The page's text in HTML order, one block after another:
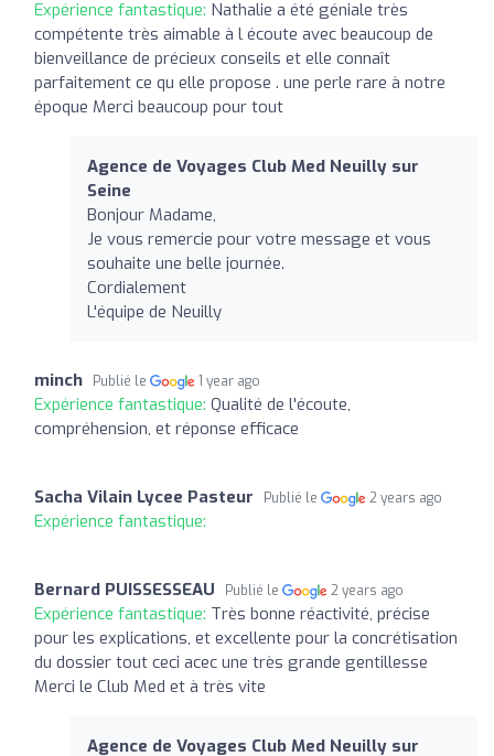
Expérience fantastique: Nathalie a été géniale très
compétente très aimable à l écoute avec beaucoup de
bienveillance de précieux conseils et elle connaît
parfaitement ce qu elle propose . une perle rare à notre
époque Merci beaucoup pour tout
Agence de Voyages Club Med Neuilly sur
Seine
Bonjour Madame,
Je vous remercie pour votre message et vous
souhaite une belle journée.
Cordialement
L'équipe de Neuilly
minch Publié le 1 year ago
Expérience fantastique: Qualité de l'écoute,
compréhension, et réponse efficace
Sacha Vilain Lycee Pasteur Publié le 2 years ago
Expérience fantastique:
Bernard PUISSESSEAU Publié le 2 years ago
Expérience fantastique: Très bonne réactivité, précise
pour les explications, et excellente pour la concrétisation
du dossier tout ceci acec une très grande gentillesse
Merci le Club Med et à très vite
Agence de Voyages Club Med Neuilly sur